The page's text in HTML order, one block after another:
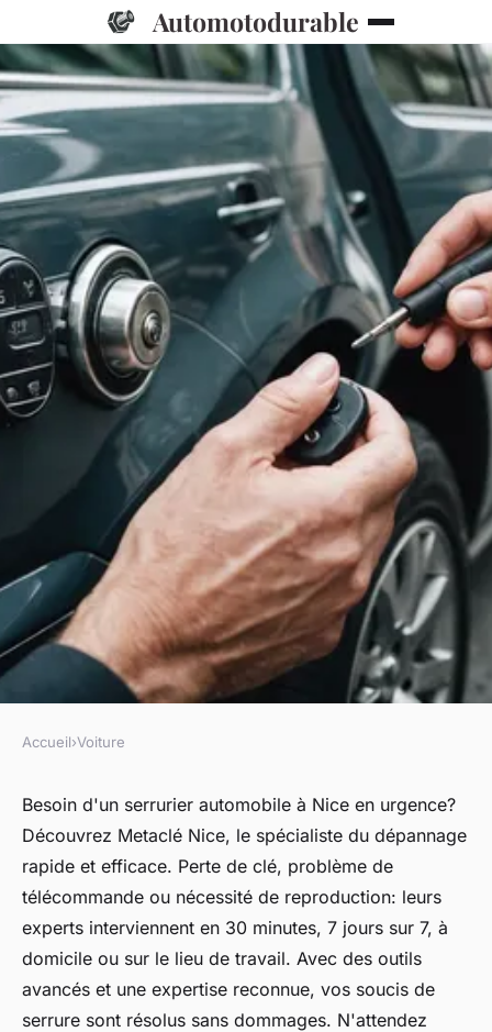
Automotodurable
Serrurier automobile nice:
dépannage rapide et efficace
Héloïse•13 septembre 2024•4 min de lecture
Accueil›Voiture
Besoin d'un serrurier automobile à Nice en urgence?
Découvrez Metaclé Nice, le spécialiste du dépannage
rapide et efficace. Perte de clé, problème de
télécommande ou nécessité de reproduction: leurs
experts interviennent en 30 minutes, 7 jours sur 7, à
domicile ou sur le lieu de travail. Avec des outils
avancés et une expertise reconnue, vos soucis de
serrure sont résolus sans dommages. N'attendez